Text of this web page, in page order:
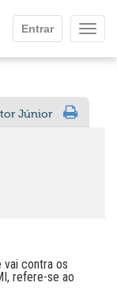
Entrar
Júnior
vai contra os
refere-se ao